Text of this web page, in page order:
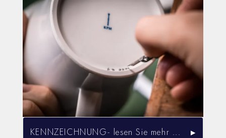
KENNZEICHNUNG- lesen Sie mehr ...